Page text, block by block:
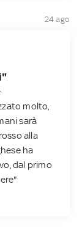
24 ago
molto,
sarà
alla
ha
dal primo